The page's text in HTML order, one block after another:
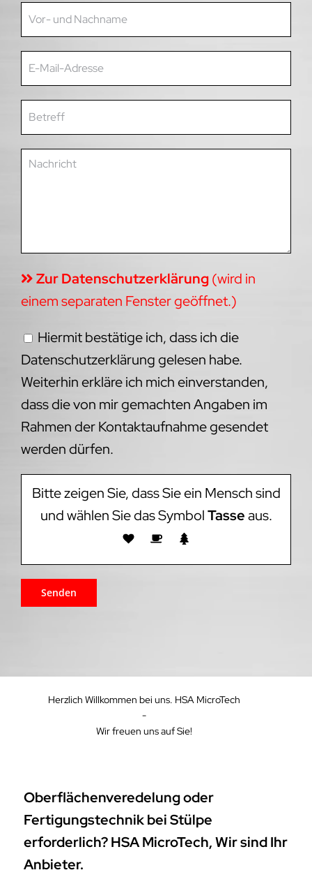
Zur Datenschutzerklärung(wird in
einem separaten Fenster geöffnet.)
Hiermit bestätige ich, dass ich die
Datenschutzerklärung gelesen habe.
Weiterhin erkläre ich mich einverstanden,
dass die von mir gemachten Angaben im
Rahmen der Kontaktaufnahme gesendet
werden dürfen.
Bitte zeigen Sie, dass Sie ein Mensch sind
und wählen Sie das SymbolTasseaus.
Herzlich Willkommen bei uns. HSA MicroTech
-
Wir freuen uns auf Sie!
Oberflächenveredelung oder
Fertigungstechnik bei Stülpe
erforderlich? HSA MicroTech, Wir sind Ihr
Anbieter.